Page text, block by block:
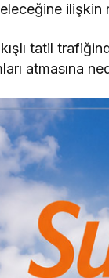
tatil
atmasına